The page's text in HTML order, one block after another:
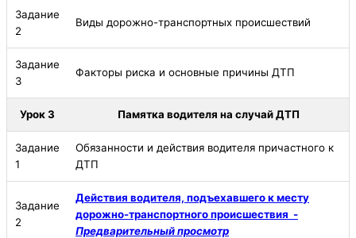
Задание
2
Виды дорожно-транспортных происшествий
Задание
3
Факторы риска и основные причины ДТП
Урок 3 Памятка водителя на случай ДТП
Задание
1
Обязанности и действия водителя причастного к
ДТП
Задание
2
Действия водителя, подъехавшего к месту
дорожно-транспортного происшествия -
Предварительный просмотр